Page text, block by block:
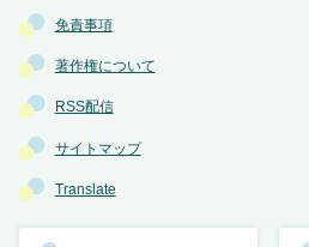
免責事項
著作権について
RSS配信
サイトマップ
Translate